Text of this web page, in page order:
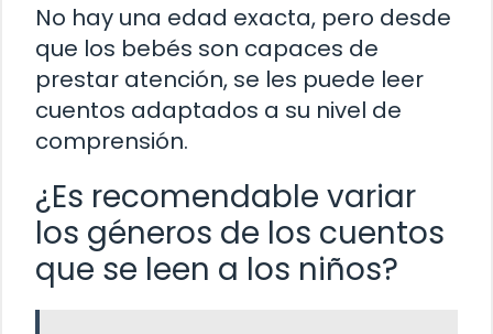
No hay una edad exacta, pero desde
que los bebés son capaces de
prestar atención, se les puede leer
cuentos adaptados a su nivel de
comprensión.
¿Es recomendable variar
los géneros de los cuentos
que se leen a los niños?